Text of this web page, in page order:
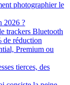
photographier le
2026 ?
trackers Bluetooth
de réduction
Premium ou
tierces, des